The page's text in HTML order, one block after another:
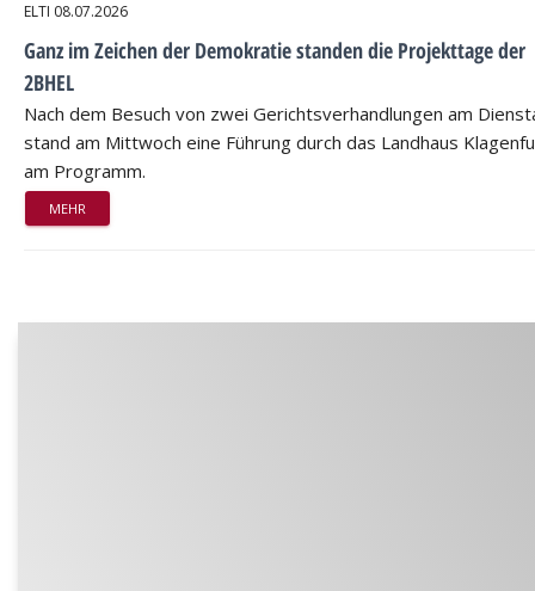
ELTI 08.07.2026
Ganz im Zeichen der Demokratie standen die Projekttage der
2BHEL
Nach dem Besuch von zwei Gerichtsverhandlungen am
stand am Mittwoch eine Führung durch das Landhaus
am Programm.
MEHR